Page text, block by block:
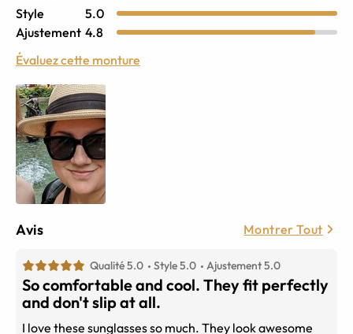
Style
5.0
Ajustement 4.8
Évaluez cette monture
Avis Montrer Tout
Qualité 5.0 Style 5.0 Ajustement 5.0
So comfortable and cool. They fit perfectly
and don't slip at all.
I love these sunglasses so much. They look awesome